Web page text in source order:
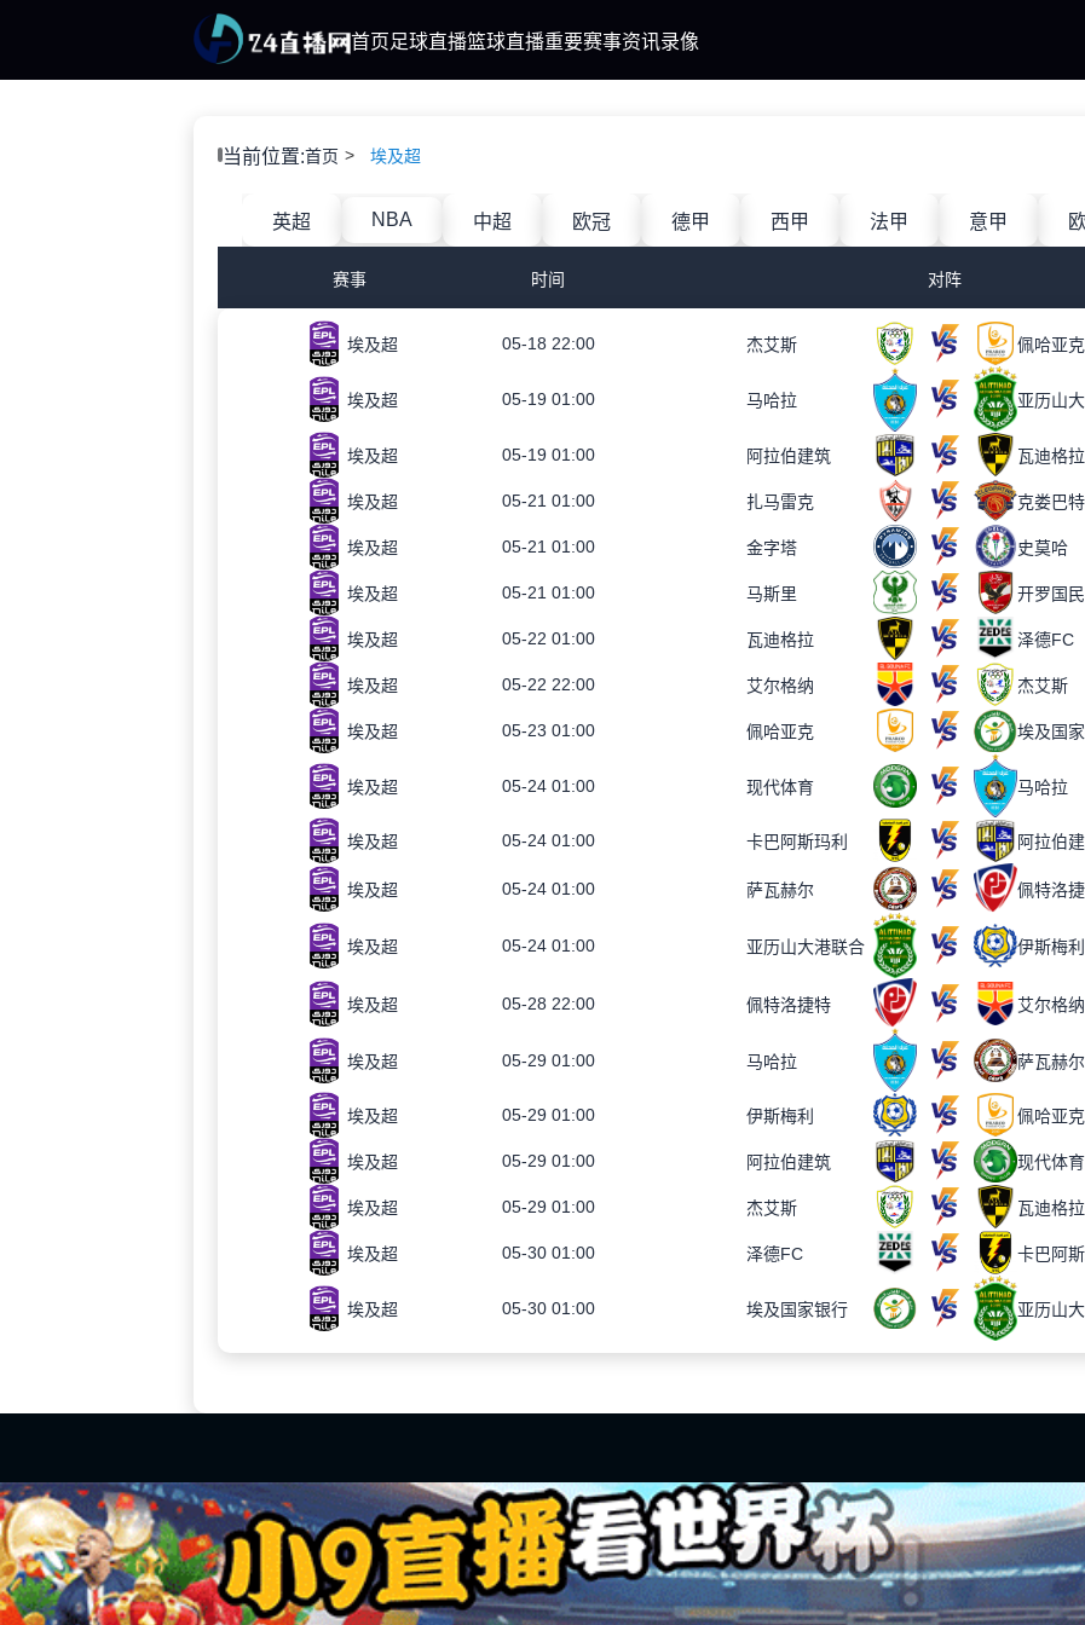
首页足球直播篮球直播重要赛事资讯录像
当前位置:首页 埃及超
英超 NBA 中超 欧冠 德甲 西甲 法甲 意甲
赛事 时间 对阵
埃及超 05-18 22:00 杰艾斯 佩哈亚克
埃及超 05-19 01:00 马哈拉 亚历山
埃及超 05-19 01:00 阿拉伯建筑 瓦迪格拉
埃及超 05-21 01:00 扎马雷克 克娄巴
埃及超 05-21 01:00 金字塔 史莫哈
埃及超 05-21 01:00 马斯里 开罗国民
埃及超 05-22 01:00 瓦迪格拉 泽德FC
埃及超 05-22 22:00 艾尔格纳 杰艾斯
埃及超 05-23 01:00 佩哈亚克 埃及国
埃及超 05-24 01:00 现代体育 马哈拉
埃及超 05-24 01:00 卡巴阿斯玛利 阿拉伯
埃及超 05-24 01:00 萨瓦赫尔 佩特洛
埃及超 05-24 01:00 亚历山大港联合 伊斯梅利
埃及超 05-28 22:00 佩特洛捷特 艾尔格纳
埃及超 05-29 01:00 马哈拉 萨瓦赫尔
埃及超 05-29 01:00 伊斯梅利 佩哈亚克
埃及超 05-29 01:00 阿拉伯建筑 现代体育
埃及超 05-29 01:00 杰艾斯 瓦迪格拉
埃及超 05-30 01:00 泽德FC 卡巴阿
埃及超 05-30 01:00 埃及国家银行 亚历山
友情链接 站内导航
首页足球直播篮球直播
重要赛事资讯录像
德甲直播_德甲在线直播免费_德甲免费高清直播-24直播网
24直播网【我的盾】德甲直播免费观看，提供德甲免费直播、2026德甲免费观看、德甲直播免费网站、德甲高清免费